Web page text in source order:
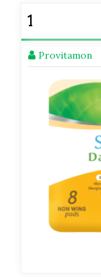
1
Provitamon